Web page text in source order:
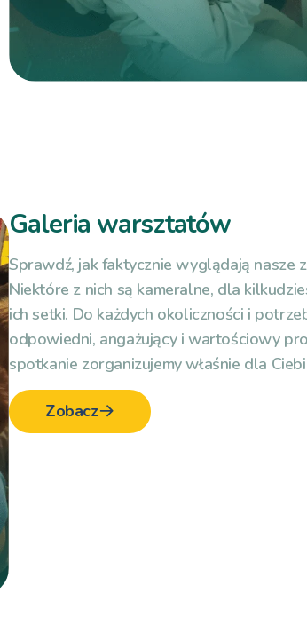
Galeria warsztatów
Sprawdź, jak faktycznie wyglądają nasze
Niektóre z nich są kameralne, dla
ich setki. Do każdych okoliczności i
odpowiedni, angażujący i wartościowy
spotkanie zorganizujemy właśnie dla
Zobacz